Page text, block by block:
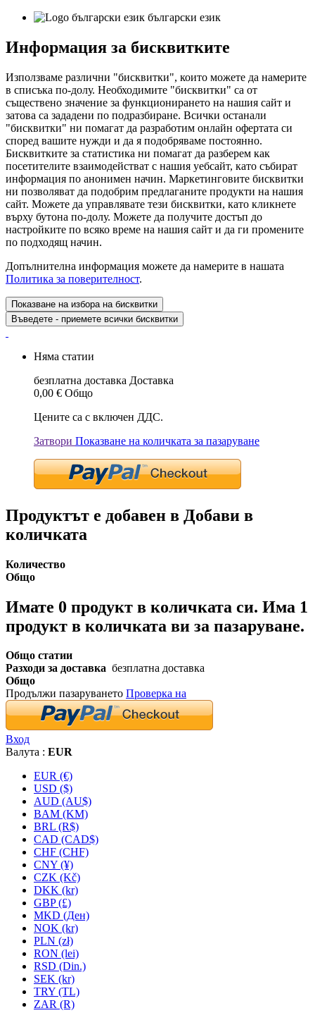
български език
Информация за бисквитките
Използваме различни "бисквитки", които можете да намерите
в списъка по-долу. Необходимите "бисквитки" са от
съществено значение за функционирането на нашия сайт и
затова са зададени по подразбиране. Всички останали
"бисквитки" ни помагат да разработим онлайн офертата си
според вашите нужди и да я подобряваме постоянно.
Бисквитките за статистика ни помагат да разберем как
посетителите взаимодействат с нашия уебсайт, като събират
информация по анонимен начин. Маркетинговите бисквитки
ни позволяват да подобрим предлаганите продукти на нашия
сайт. Можете да управлявате тези бисквитки, като кликнете
върху бутона по-долу. Можете да получите достъп до
настройките по всяко време на нашия сайт и да ги промените
по подходящ начин.
Допълнителна информация можете да намерите в нашата
Политика за поверителност.
Показване на избора на бисквитки
Въведете - приемете всички бисквитки
Няма статии
безплатна доставка Доставка
0,00 € Общо
Цените са с включен ДДС.
Затвори Показване на количката за пазаруване
Продуктът е добавен в Добави в
количката
Количество
Общо
Имате 0 продукт в количката си. Има 1
продукт в количката ви за пазаруване.
Общо статии
Разходи за доставка безплатна доставка
Общо
Продължи пазаруването Проверка на
Вход
Валута : EUR
EUR (€)
USD ($)
AUD (AU$)
BAM (KM)
BRL (R$)
CAD (CAD$)
CHF (CHF)
CNY (¥)
CZK (Kč)
DKK (kr)
GBP (£)
MKD (Ден)
NOK (kr)
PLN (zł)
RON (lei)
RSD (Din.)
SEK (kr)
TRY (TL)
ZAR (R)